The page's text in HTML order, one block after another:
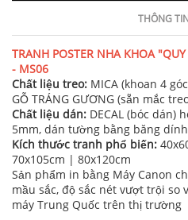
THÔNG
TRANH POSTER NHA KHOA
- MS06
Chất liệu treo: MICA (khoan 4
GỖ TRÁNG GƯƠNG (sẵn mắc
Chất liệu dán: DECAL (bóc dán)
5mm, dán tường bằng băng
Kích thước tranh phổ biến:
70x105cm | 80x120cm
Sản phẩm in bằng Máy Canon
mầu sắc, độ sắc nét vượt trội so
máy Trung Quốc trên thị trường